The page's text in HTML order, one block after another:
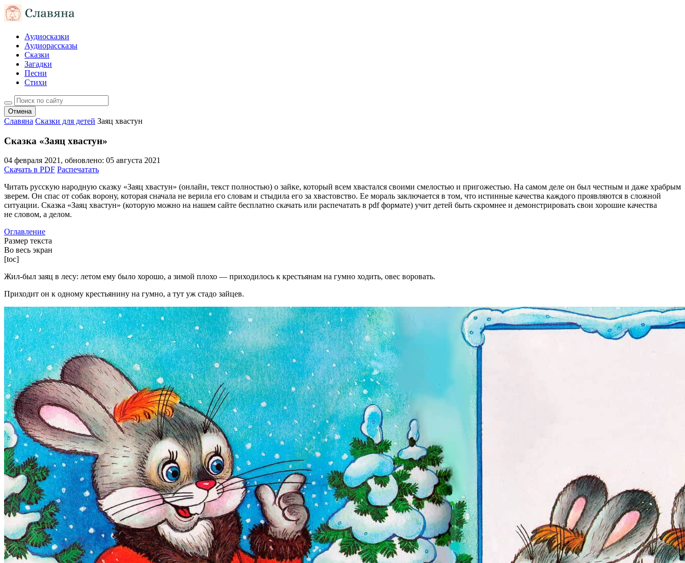
Аудиосказки
Аудиорассказы
Сказки
Загадки
Песни
Стихи
Отмена
Славяна Сказки для детей Заяц хвастун
Сказка «Заяц хвастун»
04 февраля 2021, обновлено: 05 августа 2021
Скачать в PDF Распечатать
Читать русскую народную сказку «Заяц хвастун» (онлайн, текст полностью) о зайке, который всем хвастался своими смелостью и пригожестью. На самом деле он был честным и даже храбрым
зверем. Он спас от собак ворону, которая сначала не верила его словам и стыдила его за хвастовство. Ее мораль заключается в том, что истинные качества каждого проявляются в сложной
ситуации. Сказка «Заяц хвастун» (которую можно на нашем сайте бесплатно скачать или распечатать в pdf формате) учит детей быть скромнее и демонстрировать свои хорошие качества
не словом, а делом.
Оглавление
Размер текста
Во весь экран
[toc]
Жил-был заяц в лесу: летом ему было хорошо, а зимой плохо — приходилось к крестьянам на гумно ходить, овес воровать.
Приходит он к одному крестьянину на гумно, а тут уж стадо зайцев.